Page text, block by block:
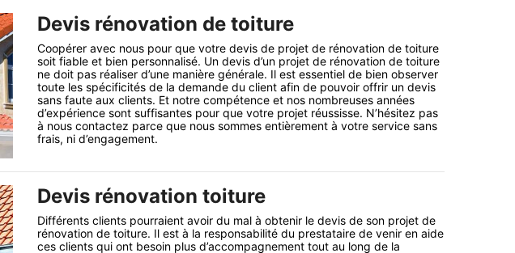
Devis rénovation de toiture
Coopérer avec nous pour que votre devis de projet de rénovation de toiture
soit fiable et bien personnalisé. Un devis d’un projet de rénovation de toiture
ne doit pas réaliser d’une manière générale. Il est essentiel de bien observer
toute les spécificités de la demande du client afin de pouvoir offrir un devis
sans faute aux clients. Et notre compétence et nos nombreuses années
d’expérience sont suffisantes pour que votre projet réussisse. N’hésitez pas
à nous contactez parce que nous sommes entièrement à votre service sans
frais, ni d’engagement.
Devis rénovation toiture
Différents clients pourraient avoir du mal à obtenir le devis de son projet de
rénovation de toiture. Il est à la responsabilité du prestataire de venir en aide
ces clients qui ont besoin plus d’accompagnement tout au long de la